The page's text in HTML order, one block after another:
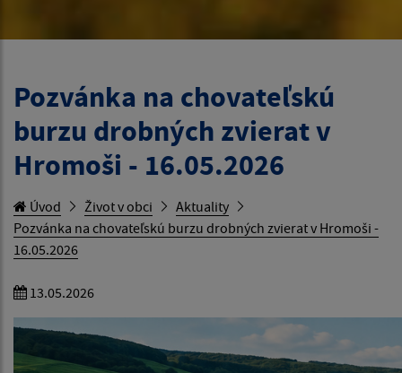
Pozvánka na chovateľskú
burzu drobných zvierat v
Hromoši - 16.05.2026
Úvod Život v obci
Aktuality
Pozvánka na chovateľskú burzu drobných zvierat v Hromoši -
16.05.2026
13.05.2026